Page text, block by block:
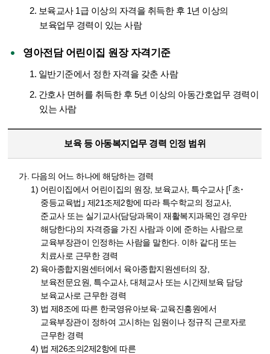
2. 보육교사 1급 이상의 자격을 취득한 후 1년 이상의
보육업무 경력이 있는 사람
영아전담 어린이집 원장 자격기준
1. 일반기준에서 정한 자격을 갖춘 사람
2. 간호사 면허를 취득한 후 5년 이상의 아동간호업무 경력이
있는 사람
보육 등 아동복지업무 경력 인정 범위
가. 다음의 어느 하나에 해당하는 경력
1) 어린이집에서 어린이집의 원장, 보육교사, 특수교사 [｢초･
중등교육법｣ 제21조제2항에 따라 특수학교의 정교사,
준교사 또는 실기교사(담당과목이 재활복지과목인 경우만
해당한다)의 자격증을 가진 사람과 이에 준하는 사람으로
교육부장관이 인정하는 사람을 말한다. 이하 같다] 또는
치료사로 근무한 경력
2) 육아종합지원센터에서 육아종합지원센터의 장,
보육전문요원, 특수교사, 대체교사 또는 시간제보육 담당
보육교사로 근무한 경력
3) 법 제8조에 따른 한국영유아보육·교육진흥원에서
교육부장관이 정하여 고시하는 임원이나 정규직 근로자로
근무한 경력
4) 법 제26조의2제2항에 따른